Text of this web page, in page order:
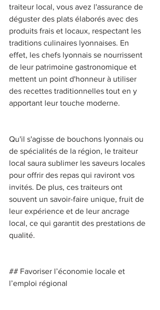
traiteur local, vous avez l'assurance de
déguster des plats élaborés avec des
produits frais et locaux, respectant les
traditions culinaires lyonnaises. En
effet, les chefs lyonnais se nourrissent
de leur patrimoine gastronomique et
mettent un point d'honneur à utiliser
des recettes traditionnelles tout en y
apportant leur touche moderne.
Qu'il s'agisse de bouchons lyonnais ou
de spécialités de la région, le traiteur
local saura sublimer les saveurs locales
pour offrir des repas qui raviront vos
invités. De plus, ces traiteurs ont
souvent un savoir-faire unique, fruit de
leur expérience et de leur ancrage
local, ce qui garantit des prestations de
qualité.
## Favoriser l’économie locale et
l’emploi régional